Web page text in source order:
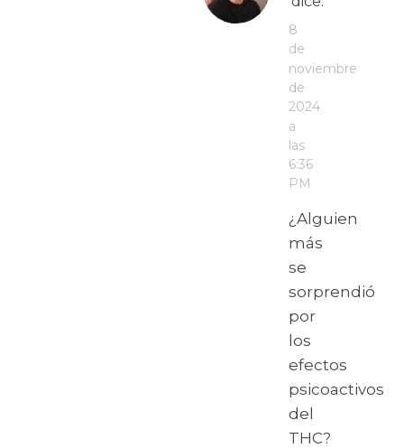
8
de
noviembre
de
2024
a
las
6:36
PM
¿Alguien
más
se
sorprendió
por
los
efectos
psicoactivos
del
THC?